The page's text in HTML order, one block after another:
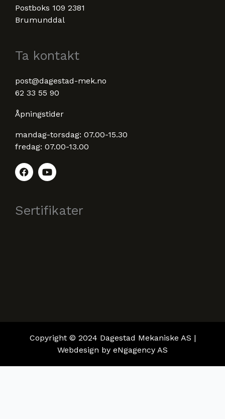
Postboks 109 2381
Brumunddal
Ta kontakt
post@dagestad-mek.no
62 33 55 90
Åpningstider
mandag-torsdag: 07.00-15.30
fredag: 07.00-13.00
F
a
c
o
Y
o
u
b
Sertifikater
Copyright © 2024 Dagestad Mekaniske AS |
Webdesign by eNgagency AS